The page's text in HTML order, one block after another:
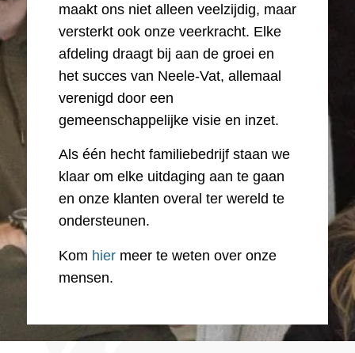
maakt ons niet alleen veelzijdig, maar
versterkt ook onze veerkracht. Elke
afdeling draagt bij aan de groei en
het succes van Neele-Vat, allemaal
verenigd door een
gemeenschappelijke visie en inzet.
Als één hecht familiebedrijf staan we
klaar om elke uitdaging aan te gaan
en onze klanten overal ter wereld te
ondersteunen.
Kom hiermeer te weten over onze
mensen.